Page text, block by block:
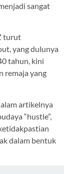
sangat
turut
yang dulunya
tahun, kini
remaja yang
artikelnya
“hustle”,
dalam bentuk